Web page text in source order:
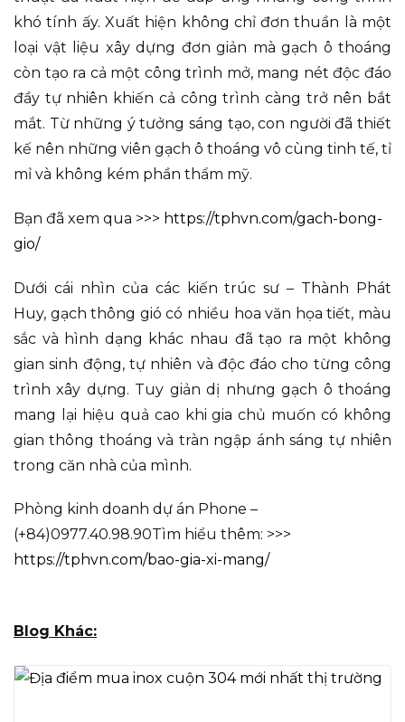
khó tính ấy. Xuất hiện không chỉ đơn thuần là một
loại vật liệu xây dựng đơn giản mà gạch ô thoáng
còn tạo ra cả một công trình mở, mang nét độc đáo
đầy tự nhiên khiến cả công trình càng trở nên bắt
mắt. Từ những ý tưởng sáng tạo, con người đã thiết
kế nên những viên gạch ô thoáng vô cùng tinh tế, tỉ
mỉ và không kém phần thẩm mỹ.
Bạn đã xem qua >>> https://tphvn.com/gach-bong-
gio/
Dưới cái nhìn của các kiến trúc sư – Thành Phát
Huy, gạch thông gió có nhiều hoa văn họa tiết, màu
sắc và hình dạng khác nhau đã tạo ra một không
gian sinh động, tự nhiên và độc đáo cho từng công
trình xây dựng. Tuy giản dị nhưng gạch ô thoáng
mang lại hiệu quả cao khi gia chủ muốn có không
gian thông thoáng và tràn ngập ánh sáng tự nhiên
trong căn nhà của mình.
Phòng kinh doanh dự án Phone –
(+84)0977.40.98.90Tìm hiểu thêm: >>>
https://tphvn.com/bao-gia-xi-mang/
Blog Khác: